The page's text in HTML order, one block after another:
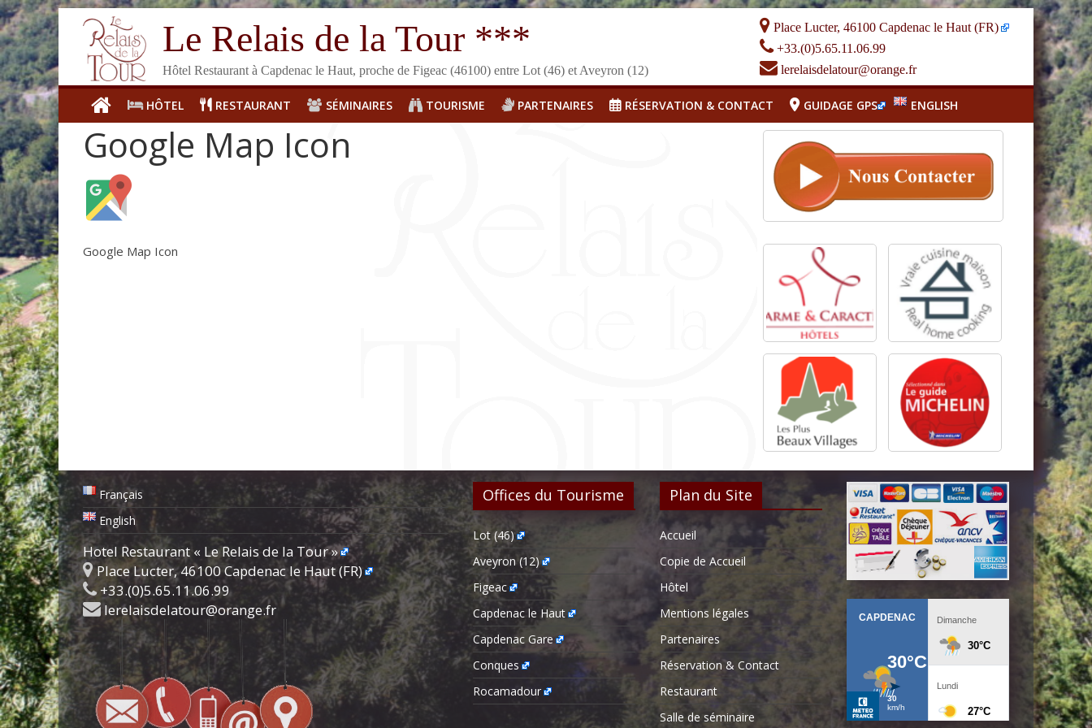
Le Relais de la Tour ***
Hôtel Restaurant à Capdenac le Haut, proche de Figeac (46100) entre Lot (46) et Aveyron (12)
Place Lucter, 46100 Capdenac le Haut (FR)
+33.(0)5.65.11.06.99
lerelaisdelatour@orange.fr
HÔTEL RESTAURANT SÉMINAIRES TOURISME PARTENAIRES RÉSERVATION & CONTACT GUIDAGE GPS ENGLISH
Google Map Icon
Google Map Icon
Français
English
Hotel Restaurant « Le Relais de la Tour »
Place Lucter, 46100 Capdenac le Haut (FR)
+33.(0)5.65.11.06.99
lerelaisdelatour@orange.fr
Offices du Tourisme
Lot (46)
Aveyron (12)
Figeac
Capdenac le Haut
Capdenac Gare
Conques
Rocamadour
Plan du Site
Accueil
Copie de Accueil
Hôtel
Mentions légales
Partenaires
Réservation & Contact
Restaurant
Salle de séminaire